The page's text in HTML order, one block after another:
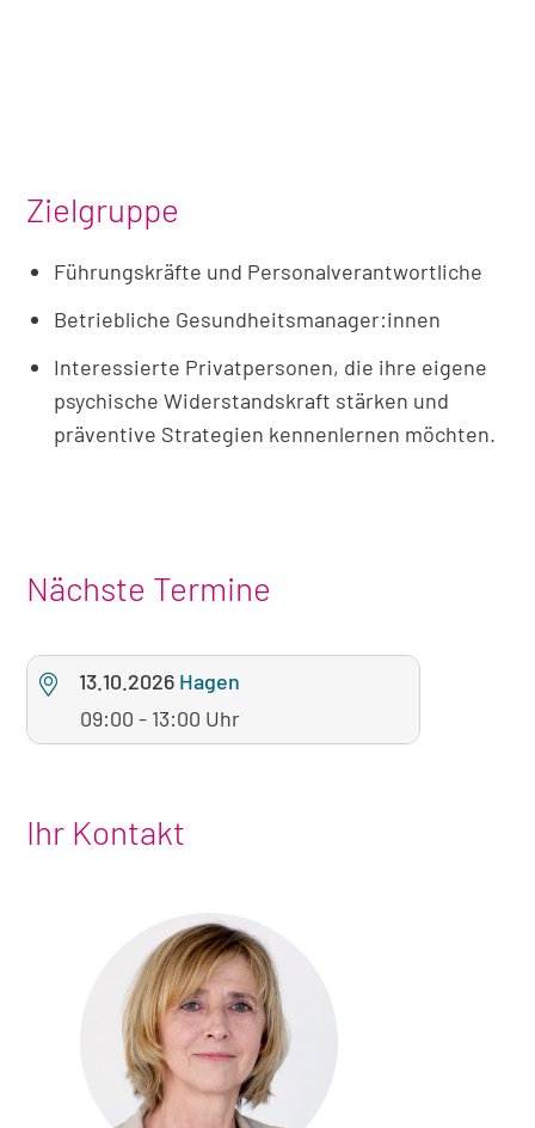
Zielgruppe
Führungskräfte und Personalverantwortliche
Betriebliche Gesundheitsmanager:innen
Interessierte Privatpersonen, die ihre eigene
psychische Widerstandskraft stärken und
präventive Strategien kennenlernen möchten.
Nächste Termine
13.10.2026 Hagen
09:00 - 13:00 Uhr
Ihr Kontakt
Foto
von
Sabine
Franke